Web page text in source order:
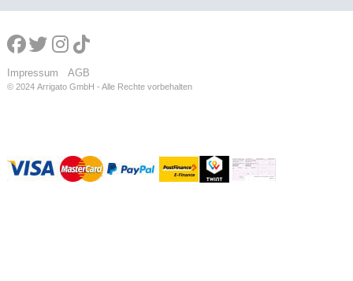
Impressum AGB
© 2024 Arrigato GmbH - Alle Rechte vorbehalten